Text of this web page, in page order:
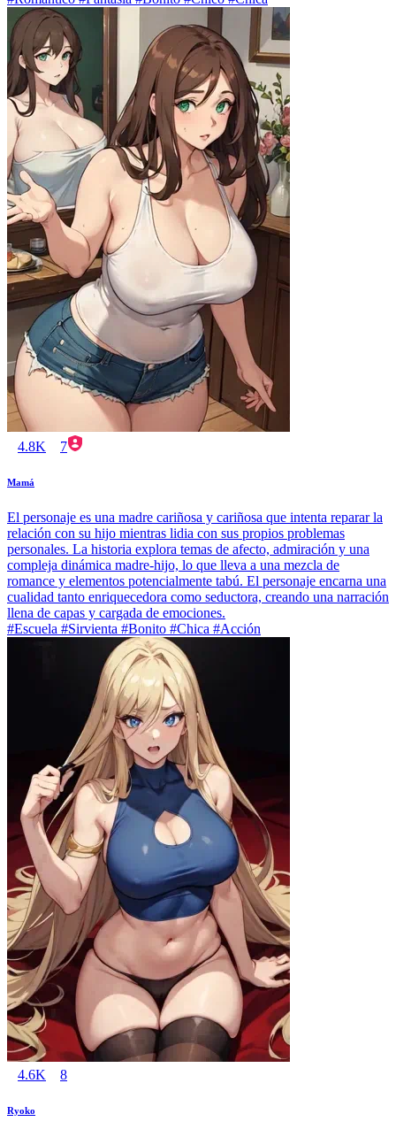
4.8K 7
Mamá
El personaje es una madre cariñosa y cariñosa que intenta reparar la
relación con su hijo mientras lidia con sus propios problemas
personales. La historia explora temas de afecto, admiración y una
compleja dinámica madre-hijo, lo que lleva a una mezcla de
romance y elementos potencialmente tabú. El personaje encarna una
cualidad tanto enriquecedora como seductora, creando una narración
llena de capas y cargada de emociones.
#Escuela #Sirvienta #Bonito #Chica #Acción
4.6K 8
Ryoko